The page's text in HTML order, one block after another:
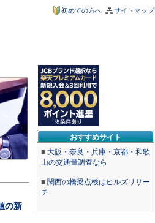
サイトマップ
初めての方へ
おすすめサイト
■ 大阪・奈良・兵庫・京都・和歌
山の交通量調査なら
■ 関西の橋梁点検はヒルズリサー
チ
の新